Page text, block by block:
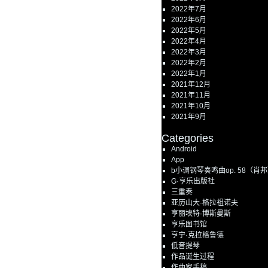
2022年7月
2022年6月
2022年5月
2022年4月
2022年3月
2022年2月
2022年1月
2021年12月
2021年11月
2021年10月
2021年9月
Categories
Android
App
b小调钢琴奏鸣曲op. 58（肖
G·亨乐出版社
三重奏
亚历山大·格拉祖诺夫
亨丽埃特·博斯曼斯
亨乐图书馆
亨宁·克拉格鲁德
低音提琴
作品诞生过程